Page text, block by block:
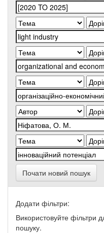
Почати новий пошук
Додати фільтри:
Використовуйте фільтри
пошуку.